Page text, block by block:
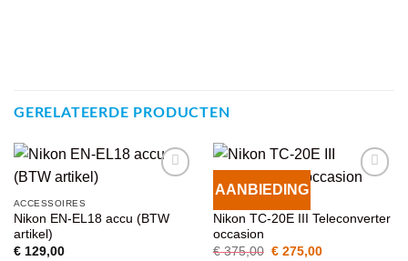
GERELATEERDE PRODUCTEN
WENSENLIJST
ACCESSOIRES
Nikon EN-EL18 accu (BTW
artikel)
€129,00
AANBIEDINGVOEG TOE
WENSENLIJST
Nikon TC-20E III Teleconverter
occasion
€375,00 Oorspronkelijke
€275,00Huidige